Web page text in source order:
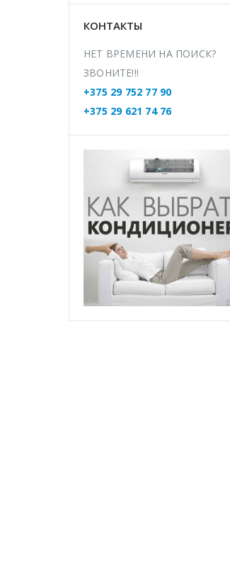
КОНТАКТЫ
НЕТ ВРЕМЕНИ НА ПОИСК?
ЗВОНИТЕ!!!
+375 29 752 77 90
+375 29 621 74 76